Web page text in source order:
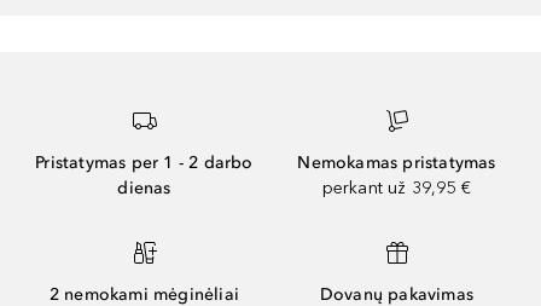
Pristatymas per 1 - 2 darbo
dienas
Nemokamas pristatymas
perkant už 39,95 €
2 nemokami mėginėliai Dovanų pakavimas